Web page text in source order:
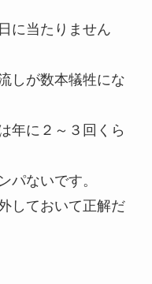
に当たりません
しが数本犠牲にな
年に２～３回くら
パないです。
しておいて正解だ